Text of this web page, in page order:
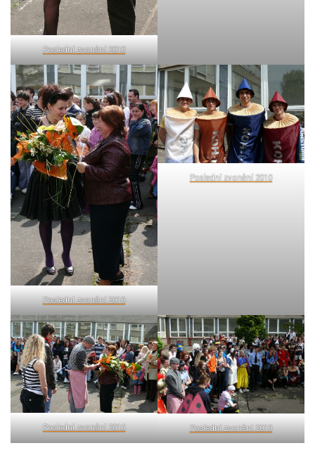
Poslední zvonění 2010
Poslední zvonění 2010
Poslední zvonění 2010
Poslední zvonění 2010 Poslední zvonění 2010